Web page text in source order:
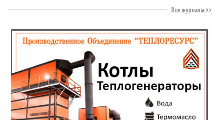
Все журналы